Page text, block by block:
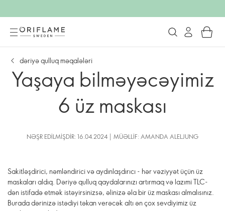
dəriyə qulluq məqalələri
Yaşaya bilməyəcəyimiz
6 üz maskası
NƏŞR EDILMIŞDIR: 16.04.2024 | MÜƏLLIF: AMANDA ALELJUNG
Sakitləşdirici, nəmləndirici və aydınlaşdırıcı - hər vəziyyət üçün üz
maskaları aldıq. Dəriyə qulluq qaydalarınızı artırmaq və lazımi TLC-
dən istifadə etmək istəyirsinizsə, əlinizə əla bir üz maskası almalısınız.
Burada dərinizə istədiyi təkan verəcək altı ən çox sevdiyimiz üz